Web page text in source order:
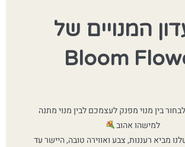
המנויים של
Bloom
בין מנוי מפנק לעצמכם לבין מנוי מתנה
למישהו אהוב
מביא רעננות, צבע ואווירה טובה, היישר עד